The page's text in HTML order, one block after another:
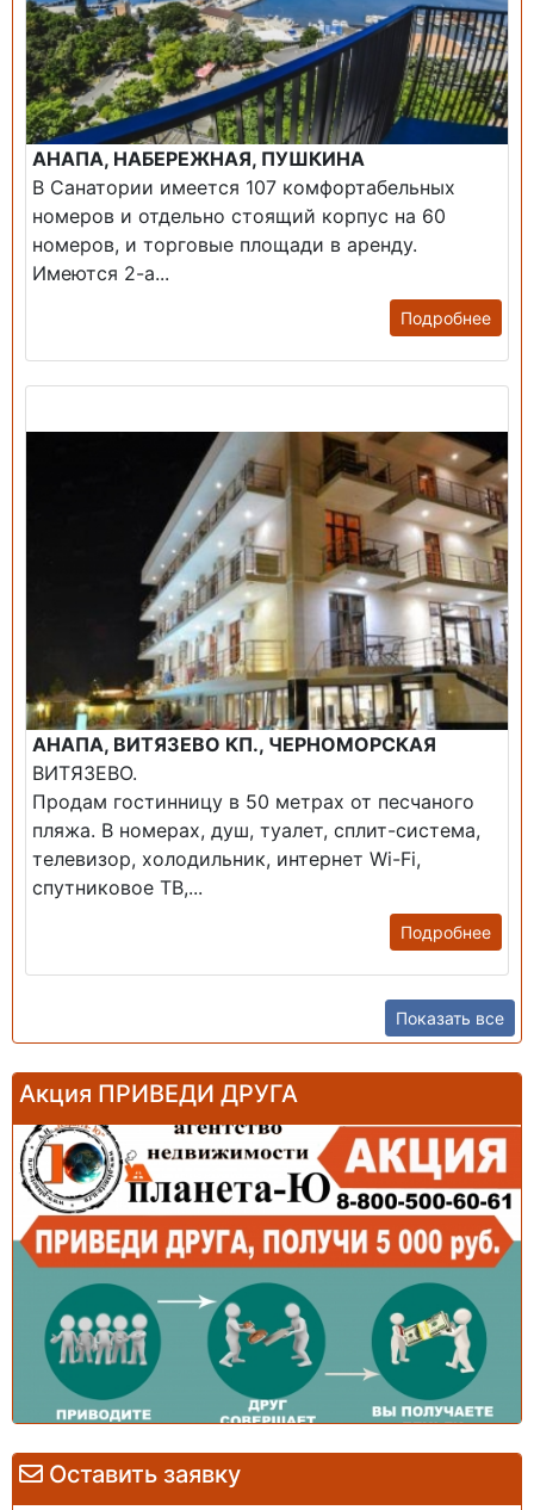
Оставить заявку
АНАПА, НАБЕРЕЖНАЯ, ПУШКИНА
В Санатории имеется 107 комфортабельных
номеров и отдельно стоящий корпус на 60
номеров, и торговые площади в аренду.
Имеются 2-а...
Подробнее
АНАПА, ВИТЯЗЕВО КП., ЧЕРНОМОРСКАЯ
ВИТЯЗЕВО.
Продам гостинницу в 50 метрах от песчаного
пляжа. В номерах, душ, туалет, сплит-система,
телевизор, холодильник, интернет Wi-Fi,
спутниковое ТВ,...
Подробнее
Показать все
Акция ПРИВЕДИ ДРУГА